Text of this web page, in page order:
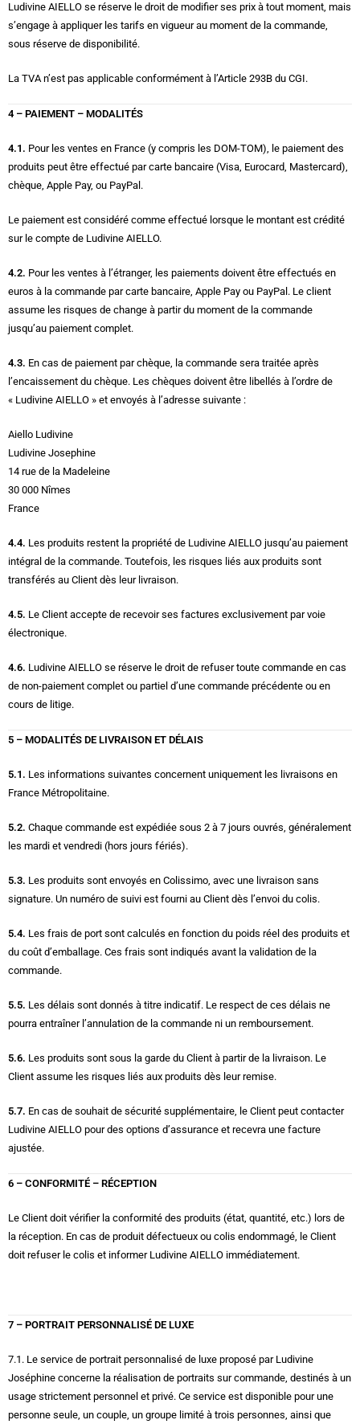
Ludivine AIELLO se réserve le droit de modifier ses prix à tout moment, mais
s’engage à appliquer les tarifs en vigueur au moment de la commande,
sous réserve de disponibilité.
La TVA n’est pas applicable conformément à l’Article 293B du CGI.
4 – PAIEMENT – MODALITÉS
4.1. Pour les ventes en France (y compris les DOM-TOM), le paiement des
produits peut être effectué par carte bancaire (Visa, Eurocard, Mastercard),
chèque, Apple Pay, ou PayPal.
Le paiement est considéré comme effectué lorsque le montant est crédité
sur le compte de Ludivine AIELLO.
4.2. Pour les ventes à l’étranger, les paiements doivent être effectués en
euros à la commande par carte bancaire, Apple Pay ou PayPal. Le client
assume les risques de change à partir du moment de la commande
jusqu’au paiement complet.
4.3. En cas de paiement par chèque, la commande sera traitée après
l’encaissement du chèque. Les chèques doivent être libellés à l’ordre de
« Ludivine AIELLO » et envoyés à l’adresse suivante :
Aiello Ludivine
Ludivine Josephine
14 rue de la Madeleine
30 000 Nîmes
France
4.4. Les produits restent la propriété de Ludivine AIELLO jusqu’au paiement
intégral de la commande. Toutefois, les risques liés aux produits sont
transférés au Client dès leur livraison.
4.5. Le Client accepte de recevoir ses factures exclusivement par voie
électronique.
4.6. Ludivine AIELLO se réserve le droit de refuser toute commande en cas
de non-paiement complet ou partiel d’une commande précédente ou en
cours de litige.
5 – MODALITÉS DE LIVRAISON ET DÉLAIS
5.1. Les informations suivantes concernent uniquement les livraisons en
France Métropolitaine.
5.2. Chaque commande est expédiée sous 2 à 7 jours ouvrés, généralement
les mardi et vendredi (hors jours fériés).
5.3. Les produits sont envoyés en Colissimo, avec une livraison sans
signature. Un numéro de suivi est fourni au Client dès l’envoi du colis.
5.4. Les frais de port sont calculés en fonction du poids réel des produits et
du coût d’emballage. Ces frais sont indiqués avant la validation de la
commande.
5.5. Les délais sont donnés à titre indicatif. Le respect de ces délais ne
pourra entraîner l’annulation de la commande ni un remboursement.
5.6. Les produits sont sous la garde du Client à partir de la livraison. Le
Client assume les risques liés aux produits dès leur remise.
5.7. En cas de souhait de sécurité supplémentaire, le Client peut contacter
Ludivine AIELLO pour des options d’assurance et recevra une facture
ajustée.
6 – CONFORMITÉ – RÉCEPTION
Le Client doit vérifier la conformité des produits (état, quantité, etc.) lors de
la réception. En cas de produit défectueux ou colis endommagé, le Client
doit refuser le colis et informer Ludivine AIELLO immédiatement.
7 – PORTRAIT PERSONNALISÉ DE LUXE
7.1. Le service de portrait personnalisé de luxe proposé par Ludivine
Joséphine concerne la réalisation de portraits sur commande, destinés à un
usage strictement personnel et privé. Ce service est disponible pour une
personne seule, un couple, un groupe limité à trois personnes, ainsi que